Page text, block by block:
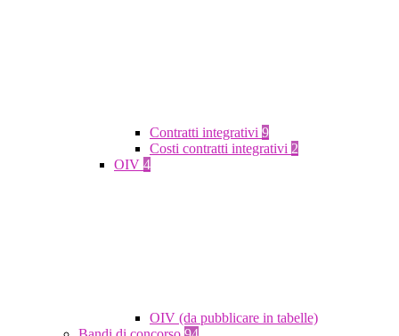
Contratti integrativi 9
Costi contratti integrativi 2
OIV 4
OIV (da pubblicare in tabelle)